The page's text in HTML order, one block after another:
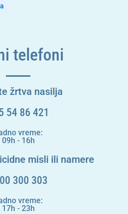
telefoni
žrtva nasilja
54 86 421
vreme:
09h - 16h
misli ili namere
300 303
vreme:
17h - 23h